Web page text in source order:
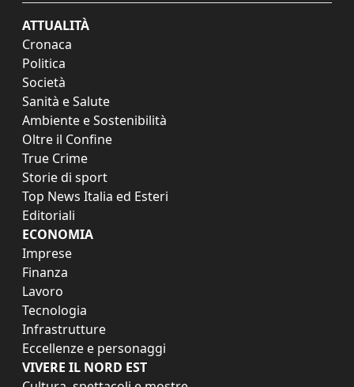
ATTUALITÀ
Cronaca
Politica
Società
Sanità e Salute
Ambiente e Sostenibilità
Oltre il Confine
True Crime
Storie di sport
Top News Italia ed Esteri
Editoriali
ECONOMIA
Imprese
Finanza
Lavoro
Tecnologia
Infrastrutture
Eccellenze e personaggi
VIVERE IL NORD EST